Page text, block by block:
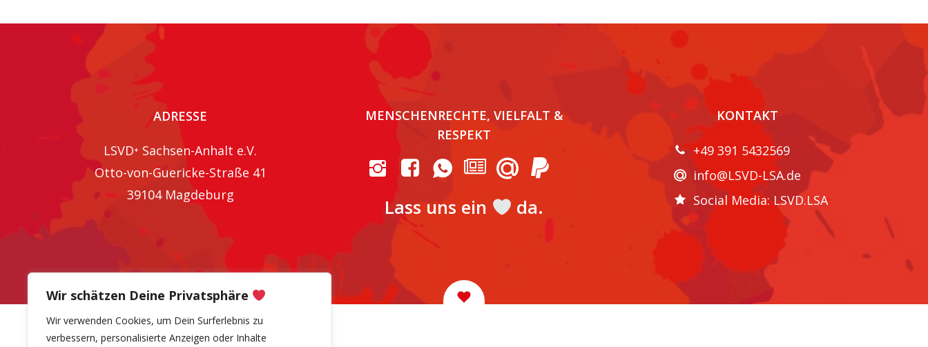
Wir schätzen Deine Privatsphäre
Wir verwenden Cookies, um Dein Surferlebnis zu
verbessern, personalisierte Anzeigen oder Inhalte
ADRESSE
LSVD⁺ Sachsen-Anhalt e.V.
Otto-von-Guericke-Straße 41
39104 Magdeburg
MENSCHENRECHTE, VIELFALT &
RESPEKT
Lass uns ein da.
KONTAKT
+49 391 5432569
info@LSVD-LSA.de
Social Media: LSVD.LSA